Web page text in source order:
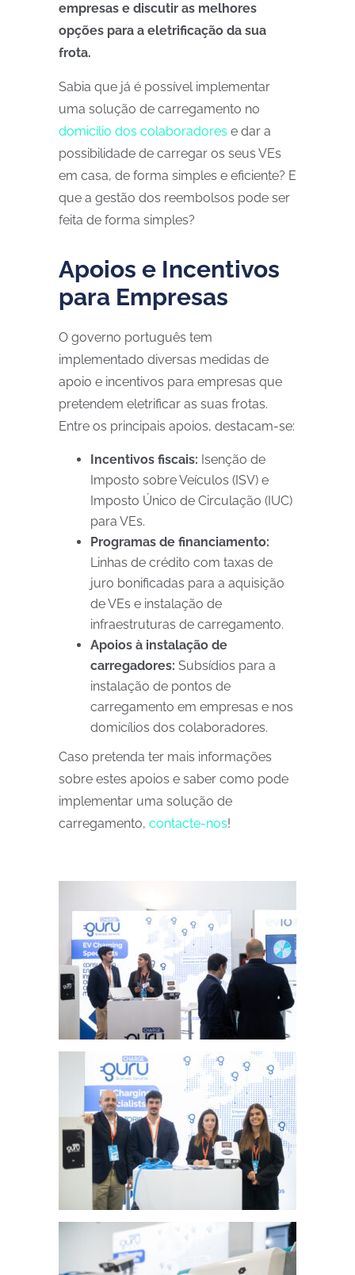
empresas e discutir as melhores
opções para a eletrificação da sua
frota.
Sabia que já é possível implementar
uma solução de carregamento no
domicílio dos colaboradores e dar a
possibilidade de carregar os seus VEs
em casa, de forma simples e eficiente? E
que a gestão dos reembolsos pode ser
feita de forma simples?
Apoios e Incentivos
para Empresas
O governo português tem
implementado diversas medidas de
apoio e incentivos para empresas que
pretendem eletrificar as suas frotas.
Entre os principais apoios, destacam-se:
Incentivos fiscais: Isenção de
Imposto sobre Veículos (ISV) e
Imposto Único de Circulação (IUC)
para VEs.
Programas de financiamento:
Linhas de crédito com taxas de
juro bonificadas para a aquisição
de VEs e instalação de
infraestruturas de carregamento.
Apoios à instalação de
carregadores: Subsídios para a
instalação de pontos de
carregamento em empresas e nos
domicílios dos colaboradores.
Caso pretenda ter mais informações
sobre estes apoios e saber como pode
implementar uma solução de
carregamento, contacte-nos!